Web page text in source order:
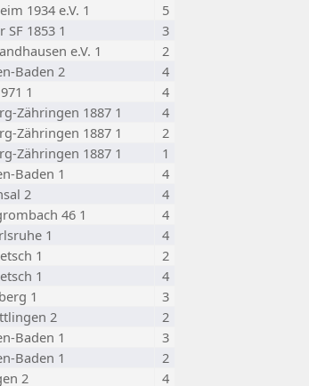
1934 e.V. 1
5
SF 1853 1
3
e.V. 1
2
Baden 2
4
1
4
Zähringen 1887 1
4
Zähringen 1887 1
2
Zähringen 1887 1
1
Baden 1
4
2
4
46 1
4
1
4
1
2
1
4
1
3
2
2
Baden 1
3
Baden 1
2
2 4